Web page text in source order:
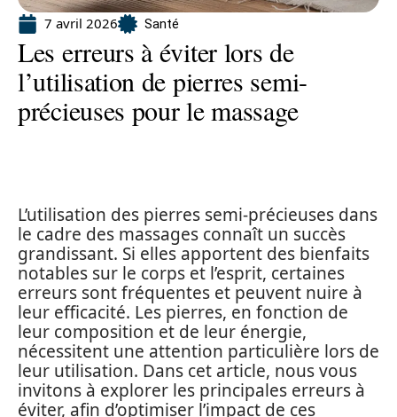
7 avril 2026 Santé
Les erreurs à éviter lors de
l’utilisation de pierres semi-
précieuses pour le massage
L’utilisation des pierres semi-précieuses dans
le cadre des massages connaît un succès
grandissant. Si elles apportent des bienfaits
notables sur le corps et l’esprit, certaines
erreurs sont fréquentes et peuvent nuire à
leur efficacité. Les pierres, en fonction de
leur composition et de leur énergie,
nécessitent une attention particulière lors de
leur utilisation. Dans cet article, nous vous
invitons à explorer les principales erreurs à
éviter, afin d’optimiser l’impact de ces